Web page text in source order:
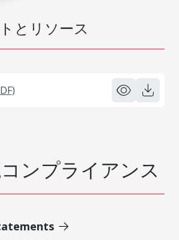
とリソース
ンプライアンス